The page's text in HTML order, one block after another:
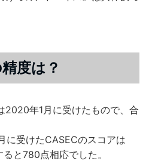
度は？
2020年1月に受けたもので、合
に受けたCASECのスコアは
と780点相応でした。